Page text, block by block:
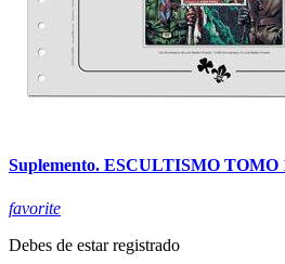
Suplemento. ESCULTISMO TOMO
favorite
Debes de estar registrado